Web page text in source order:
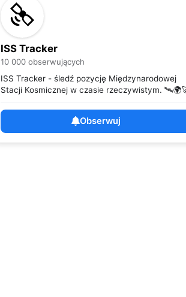
ISS Tracker
10 000 obserwujących
ISS Tracker - śledź pozycję Międzynarodowej
Stacji Kosmicznej w czasie rzeczywistym.
Obserwuj